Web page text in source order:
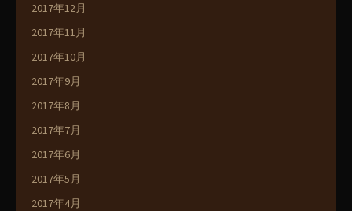
2017年12月
2017年11月
2017年10月
2017年9月
2017年8月
2017年7月
2017年6月
2017年5月
2017年4月